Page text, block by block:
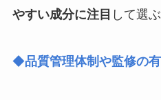
やすい成分に注目 して選
◆品質管理体制や監修の